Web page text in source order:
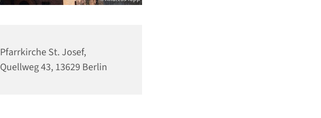
Pfarrkirche St. Josef,
Quellweg 43, 13629 Berlin